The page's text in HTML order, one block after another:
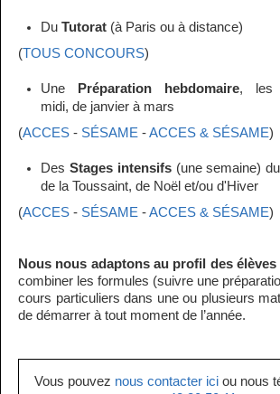
Du Tutorat (à Paris ou à distance)
(TOUS CONCOURS)
Une Préparation hebdomaire, les
midi, de janvier à mars
(ACCES - SÉSAME -ACCES & SÉSAME)
Des Stages intensifs(une semaine)
de la Toussaint, de Noël et/ou d'Hiver
(ACCES - SÉSAME -ACCES & SÉSAME)
Nous nous adaptons au profil des élèves
combiner les formules (suivre une
cours particuliers dans une ou plusieurs
de démarrer à tout moment de l’année.
Vous pouvez nous contacter ici ou nous